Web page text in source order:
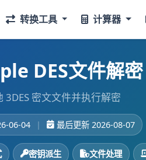
转换工具 计算器
DES文件解密
3DES 密文文件并执行解密
06-04 | 最后更新 2026-08-07
密钥派生 文件处理